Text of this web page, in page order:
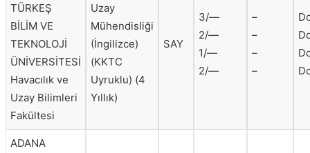
TÜRKEŞ
BİLİM VE
TEKNOLOJİ
ÜNİVERSİTESİ
Havacılık ve
Uzay Bilimleri
Fakültesi
Uzay
Mühendisliği
(İngilizce)
(KKTC
Uyruklu) (4
Yıllık)
SAY
3/—
2/—
1/—
2/—
–
–
–
–
ADANA